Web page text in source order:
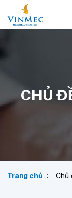
CHỦ
Trang chủ Chủ